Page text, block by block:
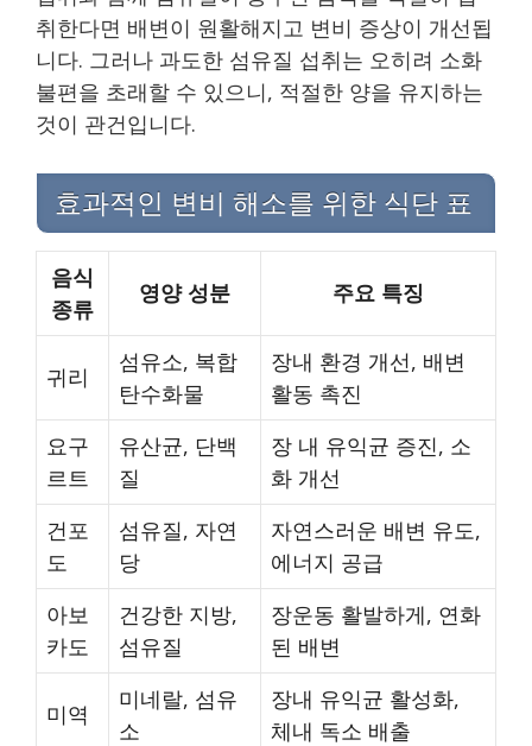
취한다면 배변이 원활해지고 변비 증상이 개선됩
니다. 그러나 과도한 섬유질 섭취는 오히려 소화
불편을 초래할 수 있으니, 적절한 양을 유지하는
것이 관건입니다.
효과적인 변비 해소를 위한 식단 표
음식
종류
영양 성분 주요 특징
귀리
섬유소, 복합
탄수화물
장내 환경 개선, 배변
활동 촉진
요구
르트
유산균, 단백
질
장 내 유익균 증진, 소
화 개선
건포
도
섬유질, 자연
당
자연스러운 배변 유도,
에너지 공급
아보
카도
건강한 지방,
섬유질
장운동 활발하게, 연화
된 배변
미역
미네랄, 섬유
소
장내 유익균 활성화,
체내 독소 배출